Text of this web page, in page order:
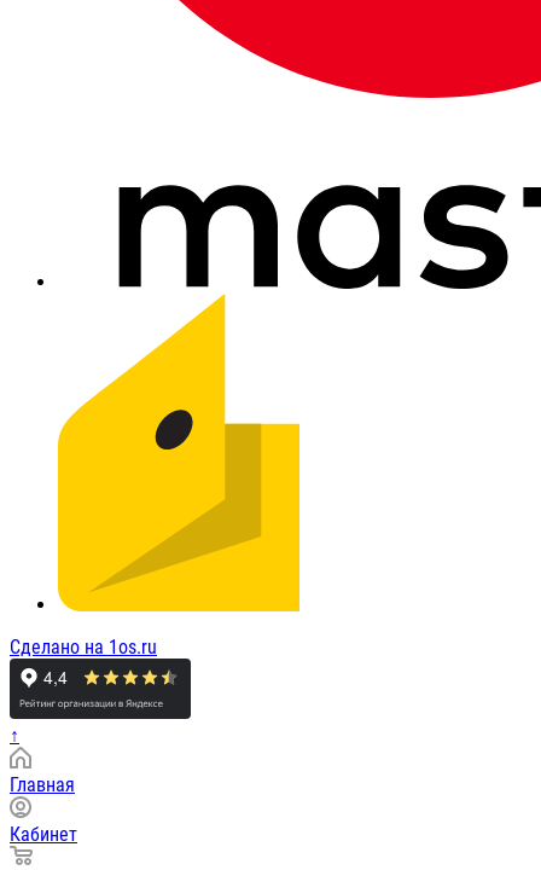
Сделано на 1os.ru
↑
Главная
Кабинет